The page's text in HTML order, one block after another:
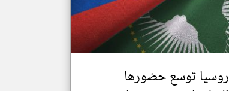
تغيير الدولة
اخبار جزر القمر على مدار الساعةروسيا توسع حضورها
klyoum.com